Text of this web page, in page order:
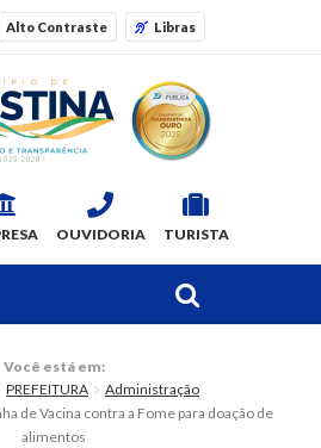
Alto Contraste Libras
OUVIDORIA TURISTA
Você está em:
PREFEITURA
Administração
de Vacina contra a Fome para doação de
alimentos